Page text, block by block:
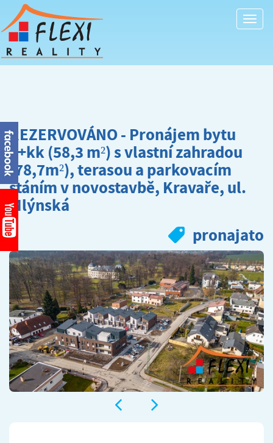
REZERVOVÁNO - Pronájem bytu
2+kk (58,3 m²) s vlastní zahradou
(78,7m²), terasou a parkovacím
stáním v novostavbě, Kravaře, ul.
Mlýnská
pronajato